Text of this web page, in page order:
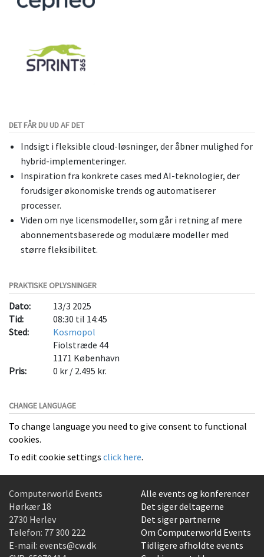
DET FÅR DU UD AF DET
Indsigt i fleksible cloud-løsninger, der åbner mulighed for
hybrid-implementeringer.
Inspiration fra konkrete cases med AI-teknologier, der
forudsiger økonomiske trends og automatiserer
processer.
Viden om nye licensmodeller, som går i retning af mere
abonnementsbaserede og modulære modeller med
større fleksibilitet.
PRAKTISKE OPLYSNINGER
Dato:
13/3 2025
Tid:
08:30 til 14:45
Sted:
Kosmopol
Fiolstræde 44
1171 København
Pris:
0 kr / 2.495 kr.
CHANGE LANGUAGE
To change language you need to give consent to functional
cookies.
To edit cookie settings click here.
Computerworld Events
Hørkær 18
2730 Herlev
Telefon: 77 300 222
E-mail: events@cw.dk
Alle events og konferencer
Det siger deltagerne
Det siger partnerne
Om Computerworld Events
Tidligere afholdte events